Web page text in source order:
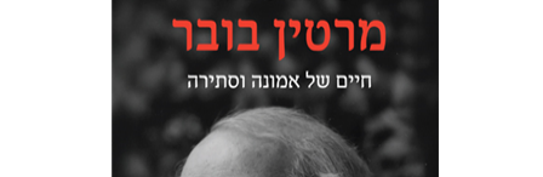
פול מנדס-פלור
מתן אורם